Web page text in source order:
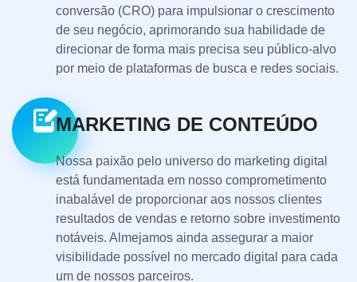
conversão (CRO) para impulsionar o crescimento
de seu negócio, aprimorando sua habilidade de
direcionar de forma mais precisa seu público-alvo
por meio de plataformas de busca e redes sociais.
MARKETING DE CONTEÚDO
Nossa paixão pelo universo do marketing digital
está fundamentada em nosso comprometimento
inabalável de proporcionar aos nossos clientes
resultados de vendas e retorno sobre investimento
notáveis. Almejamos ainda assegurar a maior
visibilidade possível no mercado digital para cada
um de nossos parceiros.